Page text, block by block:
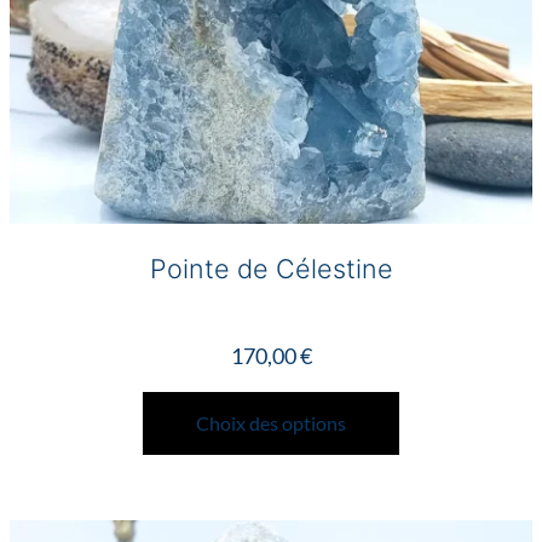
produit
Pointe de Célestine
170,00€
Choix des options
Ce
a